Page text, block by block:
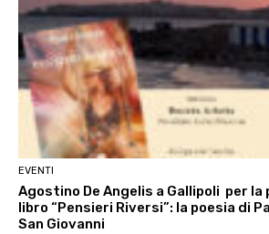
EVENTI
Agostino De Angelis a Gallipoli per
libro “Pensieri Riversi”: la poesia di
San Giovanni